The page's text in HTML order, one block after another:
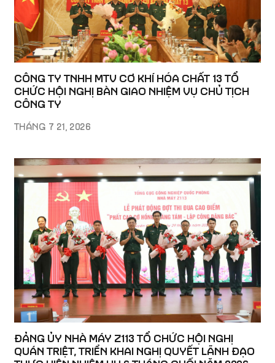
CÔNG TY TNHH MTV CƠ KHÍ HÓA CHẤT 13 TỔ
CHỨC HỘI NGHỊ BÀN GIAO NHIỆM VỤ CHỦ TỊCH
CÔNG TY
THÁNG 7 21, 2026
ĐẢNG ỦY NHÀ MÁY Z113 TỔ CHỨC HỘI NGHỊ
QUÁN TRIỆT, TRIỂN KHAI NGHỊ QUYẾT LÃNH ĐẠO